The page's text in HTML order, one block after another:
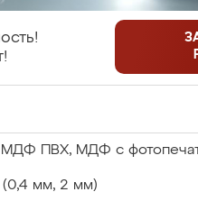
ПВХ, МДФ с
(0,4 мм, 2 мм)